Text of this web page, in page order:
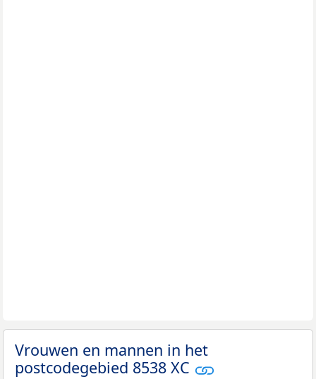
Vrouwen en mannen in het
postcodegebied 8538 XC